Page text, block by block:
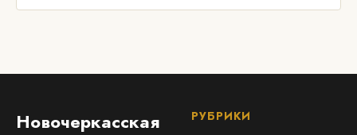
Новочеркасская
РУБРИКИ